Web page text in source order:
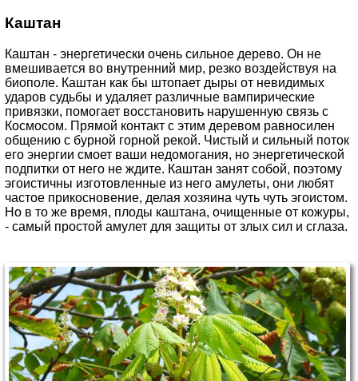
Каштан
Каштан - энергетически очень сильное дерево. Он не
вмешивается во внутренний мир, резко воздействуя на
биополе. Каштан как бы штопает дыры от невидимых
ударов судьбы и удаляет различные вампирические
привязки, помогает восстановить нарушенную связь с
Космосом. Прямой контакт с этим деревом равносилен
общению с бурной горной рекой. Чистый и сильный поток
его энергии смоет ваши недомогания, но энергетической
подпитки от него не ждите. Каштан занят собой, поэтому
эгоистичны изготовленные из него амулеты, они любят
частое прикосновение, делая хозяина чуть чуть эгоистом.
Но в то же время, плоды каштана, очищенные от кожуры,
- самый простой амулет для защиты от злых сил и сглаза.